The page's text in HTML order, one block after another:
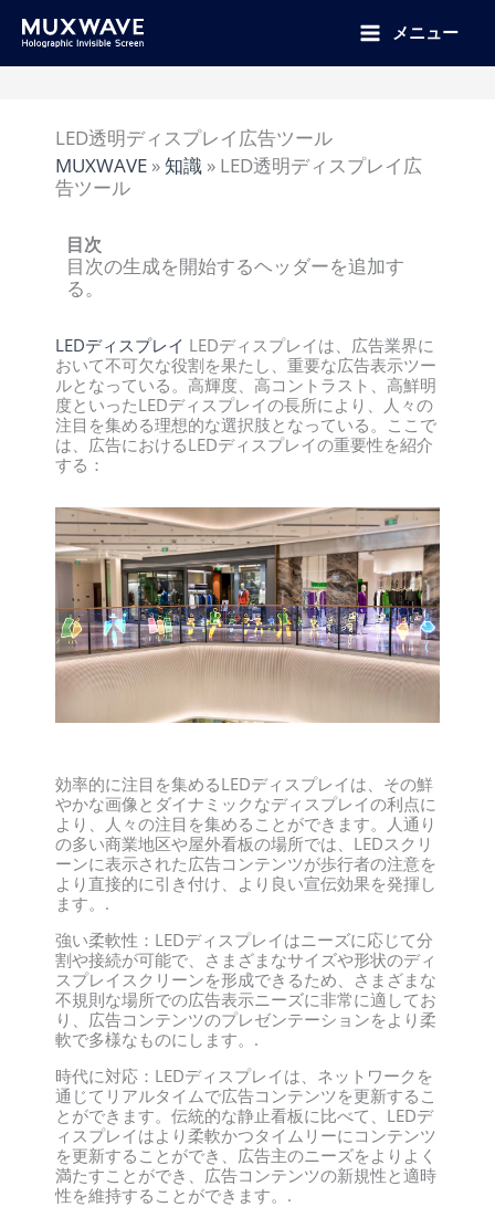
メニュー
LED透明ディスプレイ広告ツール
MUXWAVE »知識 » LED透明ディスプレイ広
告ツール
目次
目次の生成を開始するヘッダーを追加す
る。
LEDディスプレイ LEDディスプレイは、広告業界に
おいて不可欠な役割を果たし、重要な広告表示ツー
ルとなっている。高輝度、高コントラスト、高鮮明
度といったLEDディスプレイの長所により、人々の
注目を集める理想的な選択肢となっている。ここで
は、広告におけるLEDディスプレイの重要性を紹介
する：
効率的に注目を集めるLEDディスプレイは、その鮮
やかな画像とダイナミックなディスプレイの利点に
より、人々の注目を集めることができます。人通り
の多い商業地区や屋外看板の場所では、LEDスクリ
ーンに表示された広告コンテンツが歩行者の注意を
より直接的に引き付け、より良い宣伝効果を発揮し
ます。.
強い柔軟性：LEDディスプレイはニーズに応じて分
割や接続が可能で、さまざまなサイズや形状のディ
スプレイスクリーンを形成できるため、さまざまな
不規則な場所での広告表示ニーズに非常に適してお
り、広告コンテンツのプレゼンテーションをより柔
軟で多様なものにします。.
時代に対応：LEDディスプレイは、ネットワークを
通じてリアルタイムで広告コンテンツを更新するこ
とができます。伝統的な静止看板に比べて、LEDデ
ィスプレイはより柔軟かつタイムリーにコンテンツ
を更新することができ、広告主のニーズをよりよく
満たすことができ、広告コンテンツの新規性と適時
性を維持することができます。.